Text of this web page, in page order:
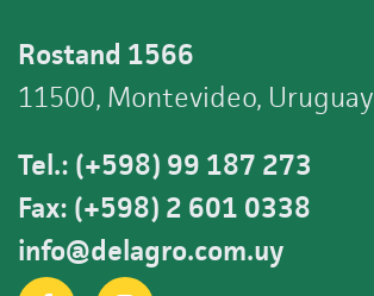
Rostand 1566
11500, Montevideo, Uruguay
Tel.: (+598) 99 187 273
Fax: (+598) 2 601 0338
info@delagro.com.uy